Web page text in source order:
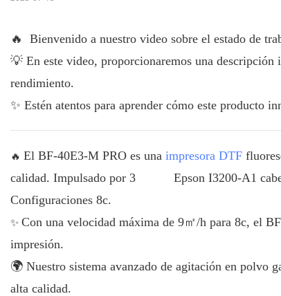
🔥 Bienvenido a nuestro video sobre el estado de
💡 En este video, proporcionaremos una
rendimiento.
✨ Estén atentos para aprender cómo este producto
🔥 El BF-40E3-M PRO es una impresora DTF
calidad. Impulsado por 3
Epson I3200-A1
Configuraciones 8c.
✨ Con una velocidad máxima de 9㎡/h para 8c, el
impresión.
🌍 Nuestro sistema avanzado de agitación en polvo
alta calidad.